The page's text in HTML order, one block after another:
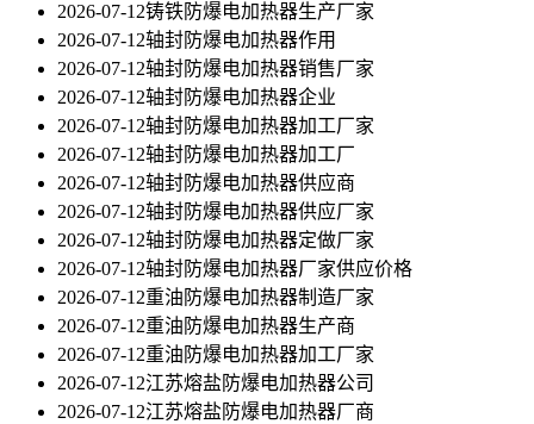
2026-07-12铸铁防爆电加热器生产厂家
2026-07-12轴封防爆电加热器作用
2026-07-12轴封防爆电加热器销售厂家
2026-07-12轴封防爆电加热器企业
2026-07-12轴封防爆电加热器加工厂家
2026-07-12轴封防爆电加热器加工厂
2026-07-12轴封防爆电加热器供应商
2026-07-12轴封防爆电加热器供应厂家
2026-07-12轴封防爆电加热器定做厂家
2026-07-12轴封防爆电加热器厂家供应价格
2026-07-12重油防爆电加热器制造厂家
2026-07-12重油防爆电加热器生产商
2026-07-12重油防爆电加热器加工厂家
2026-07-12江苏熔盐防爆电加热器公司
2026-07-12江苏熔盐防爆电加热器厂商